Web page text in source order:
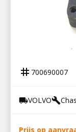
tag 700690007
local_shippingVOLVObuild
Prijs op